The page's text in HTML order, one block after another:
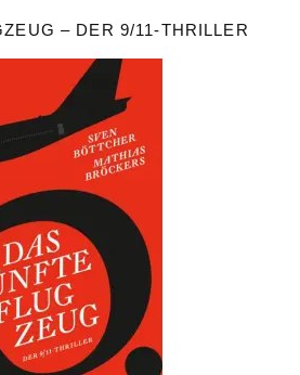
– DER 9/11-THRILLER